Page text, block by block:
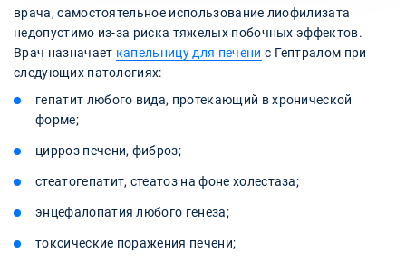
врача, самостоятельное использование лиофилизата
недопустимо из-за риска тяжелых побочных эффектов.
Врач назначает капельницу для печени с Гептралом при
следующих патологиях:
гепатит любого вида, протекающий в хронической
форме;
цирроз печени, фиброз;
стеатогепатит, стеатоз на фоне холестаза;
энцефалопатия любого генеза;
токсические поражения печени;